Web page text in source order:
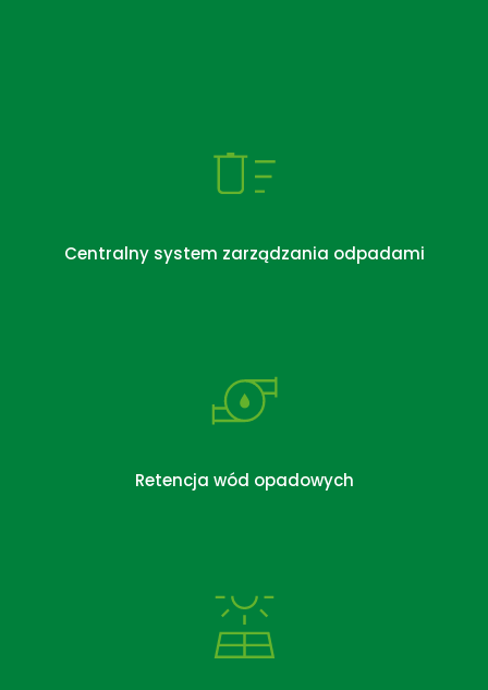
Centralny system zarządzania odpadami
Retencja wód opadowych